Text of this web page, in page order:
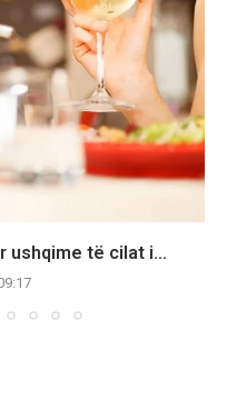
ushqime të cilat i...